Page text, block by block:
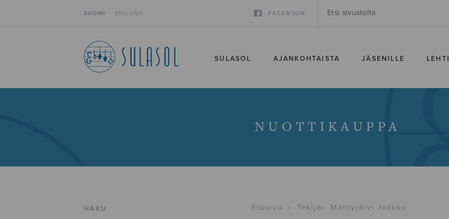
SUOMI ENGLISH FACEBOOK
SULASOL AJANKOHTAISTA JÄSENILLE LEHTI
NUOTTIKAUPPA
HAKU Etusivu › Tekijä › Mäntyjärvi Jaakko